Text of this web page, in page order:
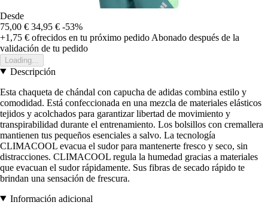
Desde
75,00 € 34,95 € -53%
+1,75 € ofrecidos en tu próximo pedido Abonado después de la
validación de tu pedido
Loading...
Descripción
Esta chaqueta de chándal con capucha de adidas combina estilo y
comodidad. Está confeccionada en una mezcla de materiales elásticos
tejidos y acolchados para garantizar libertad de movimiento y
transpirabilidad durante el entrenamiento. Los bolsillos con cremallera
mantienen tus pequeños esenciales a salvo. La tecnología
CLIMACOOL evacua el sudor para mantenerte fresco y seco, sin
distracciones. CLIMACOOL regula la humedad gracias a materiales
que evacuan el sudor rápidamente. Sus fibras de secado rápido te
brindan una sensación de frescura.
Información adicional